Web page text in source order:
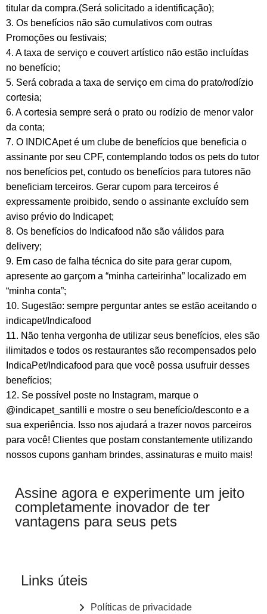
titular da compra.(Será solicitado a identificação);
3. Os benefícios não são cumulativos com outras
Promoções ou festivais;
4. A taxa de serviço e couvert artístico não estão incluídas
no benefício;
5. Será cobrada a taxa de serviço em cima do prato/rodízio
cortesia;
6. A cortesia sempre será o prato ou rodízio de menor valor
da conta;
7. O INDICApet é um clube de benefícios que beneficia o
assinante por seu CPF, contemplando todos os pets do tutor
nos benefícios pet, contudo os benefícios para tutores não
beneficiam terceiros. Gerar cupom para terceiros é
expressamente proibido, sendo o assinante excluído sem
aviso prévio do Indicapet;
8. Os benefícios do Indicafood não são válidos para
delivery;
9. Em caso de falha técnica do site para gerar cupom,
apresente ao garçom a “minha carteirinha” localizado em
“minha conta”;
10. Sugestão: sempre perguntar antes se estão aceitando o
indicapet/Indicafood
11. Não tenha vergonha de utilizar seus benefícios, eles são
ilimitados e todos os restaurantes são recompensados pelo
IndicaPet/Indicafood para que você possa usufruir desses
benefícios;
12. Se possível poste no Instagram, marque o
@indicapet_santilli e mostre o seu benefício/desconto e a
sua experiência. Isso nos ajudará a trazer novos parceiros
para você! Clientes que postam constantemente utilizando
nossos cupons ganham brindes, assinaturas e muito mais!
Assine agora e experimente um jeito
completamente inovador de ter
vantagens para seus pets
Links úteis
Políticas de privacidade